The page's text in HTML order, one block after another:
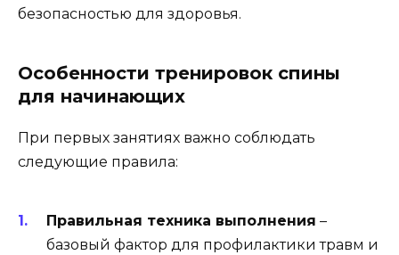
безопасностью для здоровья.
Особенности тренировок спины
для начинающих
При первых занятиях важно соблюдать
следующие правила:
Правильная техника выполнения –
базовый фактор для профилактики травм и